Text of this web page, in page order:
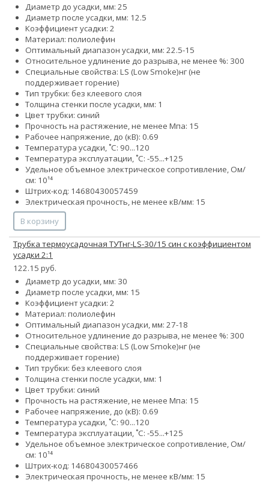
Диаметр до усадки, мм: 25
Диаметр после усадки, мм: 12.5
Коэффициент усадки: 2
Материал: полиолефин
Оптимальный диапазон усадки, мм: 22.5-15
Относительное удлинение до разрыва, не менее %: 300
Специальные свойства: LS (Low Smoke)нг (не
поддерживает горение)
Тип трубки: без клеевого слоя
Толщина стенки после усадки, мм: 1
Цвет трубки: синий
Прочность на растяжение, не менее Мпа: 15
Рабочее напряжение, до (кВ): 0.69
Температура усадки, ˚С: 90...120
Температура эксплуатации, ˚С: -55...+125
Удельное объемное электрическое сопротивление, Ом/
см: 10¹⁴
Штрих-код: 14680430057459
Электрическая прочность, не менее кВ/мм: 15
В корзину
Трубка термоусадочная ТУТнг-LS-30/15 син с коэффициентом
усадки 2:1
122.15 руб.
Диаметр до усадки, мм: 30
Диаметр после усадки, мм: 15
Коэффициент усадки: 2
Материал: полиолефин
Оптимальный диапазон усадки, мм: 27-18
Относительное удлинение до разрыва, не менее %: 300
Специальные свойства: LS (Low Smoke)нг (не
поддерживает горение)
Тип трубки: без клеевого слоя
Толщина стенки после усадки, мм: 1
Цвет трубки: синий
Прочность на растяжение, не менее Мпа: 15
Рабочее напряжение, до (кВ): 0.69
Температура усадки, ˚С: 90...120
Температура эксплуатации, ˚С: -55...+125
Удельное объемное электрическое сопротивление, Ом/
см: 10¹⁴
Штрих-код: 14680430057466
Электрическая прочность, не менее кВ/мм: 15